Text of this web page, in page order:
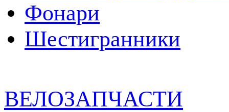
Фонари
Шестигранники
ВЕЛОЗАПЧАСТИ